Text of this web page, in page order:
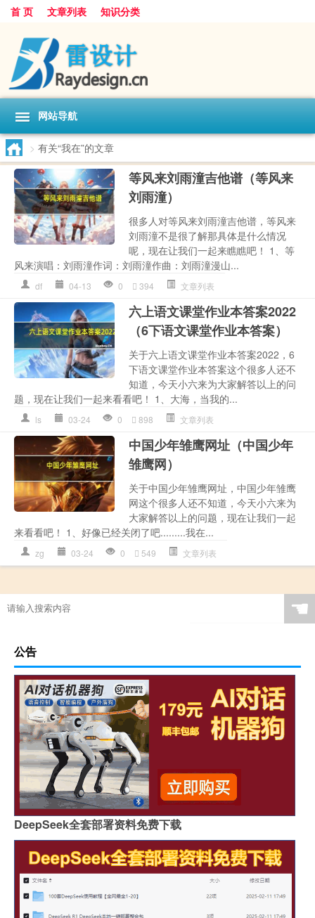
首 页 文章列表 知识分类
网站导航
> 有关“我在”的文章
等风来刘雨潼吉他谱（等风来
刘雨潼）
很多人对等风来刘雨潼吉他谱，等风来
刘雨潼不是很了解那具体是什么情况
呢，现在让我们一起来瞧瞧吧！ 1、等
风来演唱：刘雨潼作词：刘雨潼作曲：刘雨潼漫山...
df 04-13 0 394 文章列表
六上语文课堂作业本答案2022
（6下语文课堂作业本答案）
关于六上语文课堂作业本答案2022，6
下语文课堂作业本答案这个很多人还不
知道，今天小六来为大家解答以上的问
题，现在让我们一起来看看吧！ 1、大海，当我的...
ls 03-24 0 898 文章列表
中国少年雏鹰网址（中国少年
雏鹰网）
关于中国少年雏鹰网址，中国少年雏鹰
网这个很多人还不知道，今天小六来为
大家解答以上的问题，现在让我们一起
来看看吧！ 1、好像已经关闭了吧.........我在...
zg 03-24 0 549 文章列表
☚
公告
DeepSeek全套部署资料免费下载